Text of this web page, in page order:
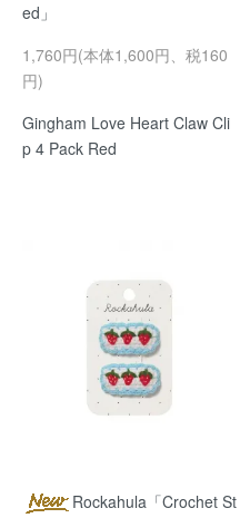
ed」
1,760円(本体1,600円、税160
円)
Gingham Love Heart Claw Cli
p 4 Pack Red
Rockahula「Crochet St